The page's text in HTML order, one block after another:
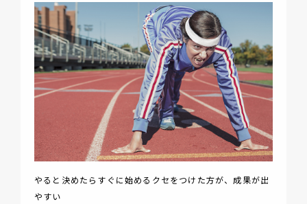
やると決めたらすぐに始めるクセをつけた方が、成果が出
やすい